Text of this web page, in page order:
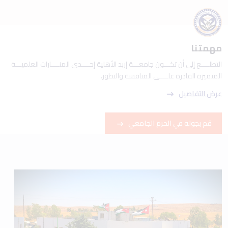
مهمتنا
التطلــــع إلى أن تكـــون جامعـــة إربد الأهلية إحــــدى المنــــارات العلميـــة
المتميزة القادرة علــــى المنافسة والتطور.
عرض التفاصيل
قم بجولة في الحرم الجامعي